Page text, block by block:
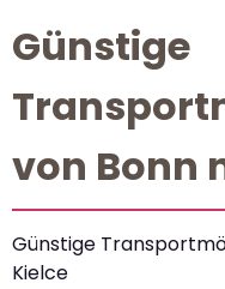
Günstige
von Bonn
Günstige
Kielce